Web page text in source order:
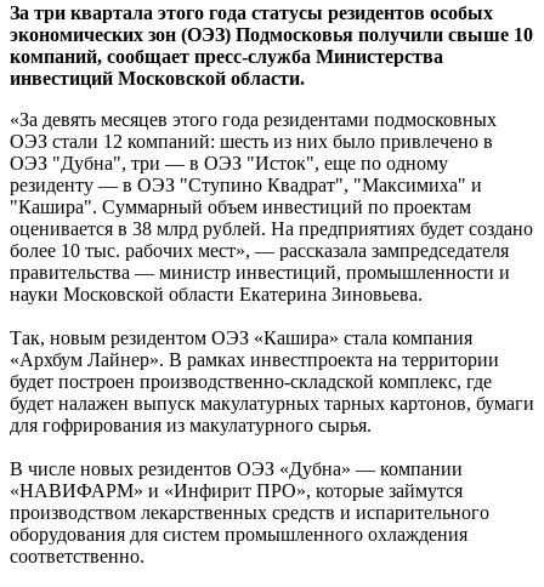
За три квартала этого года статусы резидентов особых
экономических зон (ОЭЗ) Подмосковья получили свыше 10
компаний, сообщает пресс-служба Министерства
инвестиций Московской области.
«За девять месяцев этого года резидентами подмосковных
ОЭЗ стали 12 компаний: шесть из них было привлечено в
ОЭЗ "Дубна", три — в ОЭЗ "Исток", еще по одному
резиденту — в ОЭЗ "Ступино Квадрат", "Максимиха" и
"Кашира". Суммарный объем инвестиций по проектам
оценивается в 38 млрд рублей. На предприятиях будет создано
более 10 тыс. рабочих мест», — рассказала зампредседателя
правительства — министр инвестиций, промышленности и
науки Московской области Екатерина Зиновьева.
Так, новым резидентом ОЭЗ «Кашира» стала компания
«Архбум Лайнер». В рамках инвестпроекта на территории
будет построен производственно-складской комплекс, где
будет налажен выпуск макулатурных тарных картонов, бумаги
для гофрирования из макулатурного сырья.
В числе новых резидентов ОЭЗ «Дубна» — компании
«НАВИФАРМ» и «Инфирит ПРО», которые займутся
производством лекарственных средств и испарительного
оборудования для систем промышленного охлаждения
соответственно.